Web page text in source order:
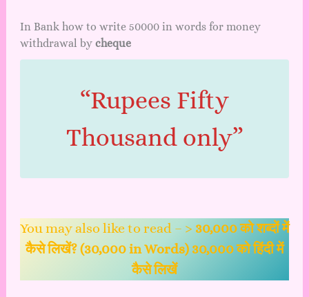
In Bank how to write 50000 in words for money
withdrawal by cheque
“Rupees Fifty
Thousand only”
You may also like to read – > 30,000 को शब्दों में
कैसे लिखें? (30,000 in Words) 30,000 को हिंदी में
कैसे लिखें